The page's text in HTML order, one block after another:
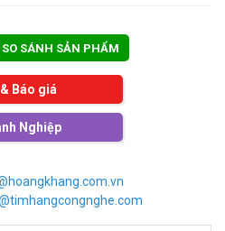
SO SÁNH SẢN PHẨM
Báo giá
Nghiệp